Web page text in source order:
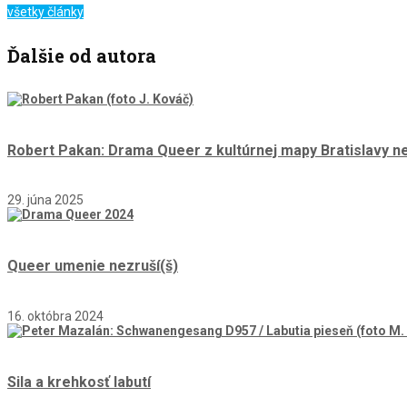
všetky články
Ďalšie od autora
Robert Pakan: Drama Queer z kultúrnej mapy Bratislavy
29. júna 2025
Queer umenie nezruší(š)
16. októbra 2024
Sila a krehkosť labutí